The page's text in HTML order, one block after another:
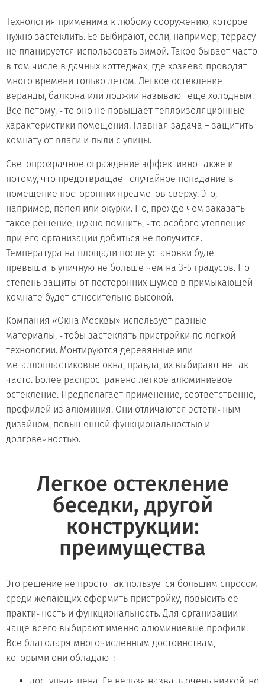
Технология применима к любому сооружению, которое
нужно застеклить. Ее выбирают, если, например, террасу
не планируется использовать зимой. Такое бывает часто
в том числе в дачных коттеджах, где хозяева проводят
много времени только летом. Легкое остекление
веранды, балкона или лоджии называют еще холодным.
Все потому, что оно не повышает теплоизоляционные
характеристики помещения. Главная задача – защитить
комнату от влаги и пыли с улицы.
Светопрозрачное ограждение эффективно также и
потому, что предотвращает случайное попадание в
помещение посторонних предметов сверху. Это,
например, пепел или окурки. Но, прежде чем заказать
такое решение, нужно помнить, что особого утепления
при его организации добиться не получится.
Температура на площади после установки будет
превышать уличную не больше чем на 3-5 градусов. Но
степень защиты от посторонних шумов в примыкающей
комнате будет относительно высокой.
Компания «Окна Москвы» использует разные
материалы, чтобы застеклять пристройки по легкой
технологии. Монтируются деревянные или
металлопластиковые окна, правда, их выбирают не так
часто. Более распространено легкое алюминиевое
остекление. Предполагает применение, соответственно,
профилей из алюминия. Они отличаются эстетичным
дизайном, повышенной функциональностью и
долговечностью.
Легкое остекление
беседки, другой
конструкции:
преимущества
Это решение не просто так пользуется большим спросом
среди желающих оформить пристройку, повысить ее
практичность и функциональность. Для организации
чаще всего выбирают именно алюминиевые профили.
Все благодаря многочисленным достоинствам,
которыми они обладают: